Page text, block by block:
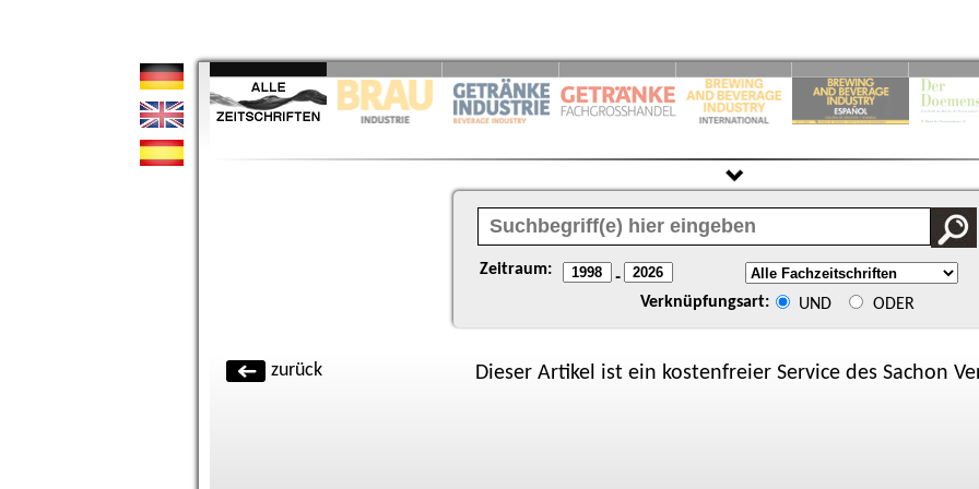
Zeitraum: -
Verknüpfungsart: UND ODER
zurück Dieser Artikel ist ein kostenfreier Service des Sachon